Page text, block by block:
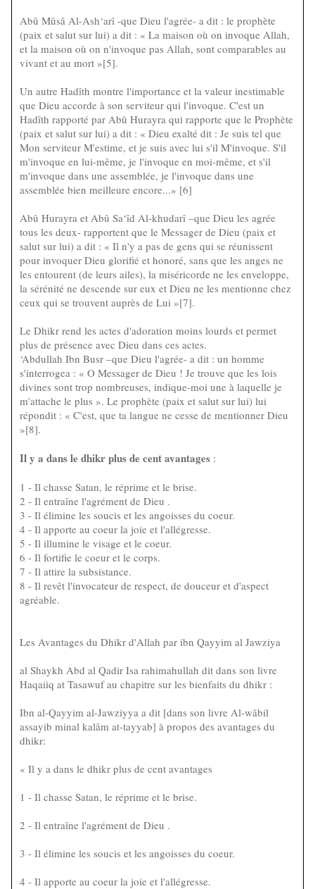
Abû Mûsâ Al-Ash‘arî -que Dieu l'agrée- a dit : le prophète
(paix et salut sur lui) a dit : « La maison où on invoque Allah,
et la maison où on n'invoque pas Allah, sont comparables au
vivant et au mort »[5].
Un autre Hadîth montre l'importance et la valeur inestimable
que Dieu accorde à son serviteur qui l'invoque. C'est un
Hadîth rapporté par Abû Hurayra qui rapporte que le Prophète
(paix et salut sur lui) a dit : « Dieu exalté dit : Je suis tel que
Mon serviteur M'estime, et je suis avec lui s'il M'invoque. S'il
m'invoque en lui-même, je l'invoque en moi-même, et s'il
m'invoque dans une assemblée, je l'invoque dans une
assemblée bien meilleure encore...» [6]
Abû Hurayra et Abû Sa‘îd Al-khudarî –que Dieu les agrée
tous les deux- rapportent que le Messager de Dieu (paix et
salut sur lui) a dit : « Il n'y a pas de gens qui se réunissent
pour invoquer Dieu glorifié et honoré, sans que les anges ne
les entourent (de leurs ailes), la miséricorde ne les enveloppe,
la sérénité ne descende sur eux et Dieu ne les mentionne chez
ceux qui se trouvent auprès de Lui »[7].
Le Dhikr rend les actes d'adoration moins lourds et permet
plus de présence avec Dieu dans ces actes.
‘Abdullah Ibn Busr –que Dieu l'agrée- a dit : un homme
s'interrogea : « O Messager de Dieu ! Je trouve que les lois
divines sont trop nombreuses, indique-moi une à laquelle je
m'attache le plus ». Le prophète (paix et salut sur lui) lui
répondit : « C'est, que ta langue ne cesse de mentionner Dieu
»[8].
Il y a dans le dhikr plus de cent avantages :
1 - Il chasse Satan, le réprime et le brise.
2 - Il entraîne l'agrément de Dieu .
3 - Il élimine les soucis et les angoisses du coeur.
4 - Il apporte au coeur la joie et l'allégresse.
5 - Il illumine le visage et le coeur.
6 - Il fortifie le coeur et le corps.
7 - Il attire la subsistance.
8 - Il revêt l'invocateur de respect, de douceur et d'aspect
agréable.
Les Avantages du Dhikr d'Allah par ibn Qayyim al Jawziya
al Shaykh Abd al Qadir Isa rahimahullah dit dans son livre
Haqaiiq at Tasawuf au chapitre sur les bienfaits du dhikr :
Ibn al-Qayyim al-Jawziyya a dit [dans son livre Al-wâbil
assayib minal kalâm at-tayyab] à propos des avantages du
dhikr:
« Il y a dans le dhikr plus de cent avantages
1 - Il chasse Satan, le réprime et le brise.
2 - Il entraîne l'agrément de Dieu .
3 - Il élimine les soucis et les angoisses du coeur.
4 - Il apporte au coeur la joie et l'allégresse.